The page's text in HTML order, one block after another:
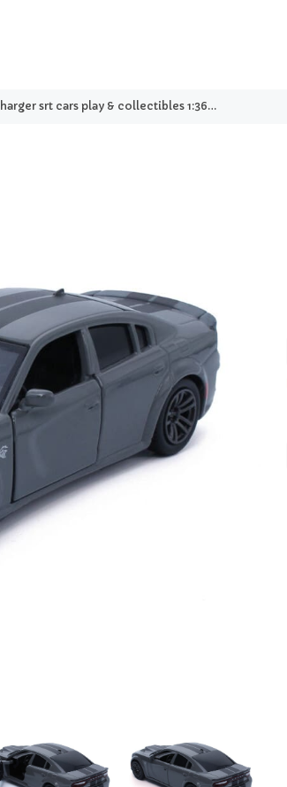
srt cars play & collectibles 1:36 - tayumo